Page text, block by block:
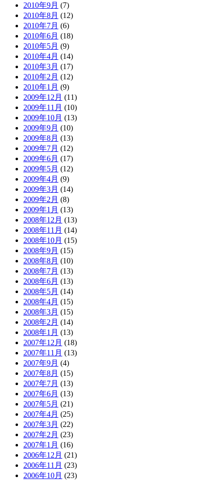
2010年9月 (7)
2010年8月 (12)
2010年7月 (6)
2010年6月 (18)
2010年5月 (9)
2010年4月 (14)
2010年3月 (17)
2010年2月 (12)
2010年1月 (9)
2009年12月 (11)
2009年11月 (10)
2009年10月 (13)
2009年9月 (10)
2009年8月 (13)
2009年7月 (12)
2009年6月 (17)
2009年5月 (12)
2009年4月 (9)
2009年3月 (14)
2009年2月 (8)
2009年1月 (13)
2008年12月 (13)
2008年11月 (14)
2008年10月 (15)
2008年9月 (15)
2008年8月 (10)
2008年7月 (13)
2008年6月 (13)
2008年5月 (14)
2008年4月 (15)
2008年3月 (15)
2008年2月 (14)
2008年1月 (13)
2007年12月 (18)
2007年11月 (13)
2007年9月 (4)
2007年8月 (15)
2007年7月 (13)
2007年6月 (13)
2007年5月 (21)
2007年4月 (25)
2007年3月 (22)
2007年2月 (23)
2007年1月 (16)
2006年12月 (21)
2006年11月 (23)
2006年10月 (23)